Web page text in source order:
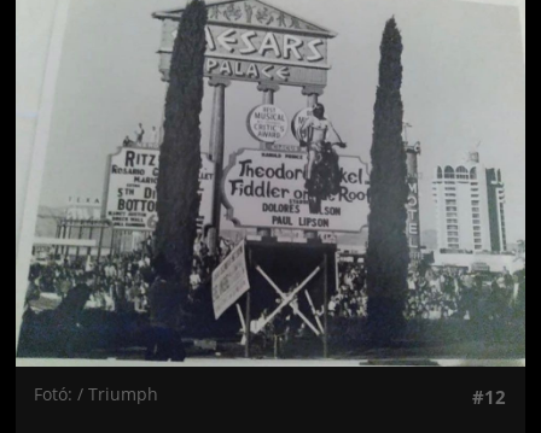
Jön még kép!
Fotó: / Triumph #12